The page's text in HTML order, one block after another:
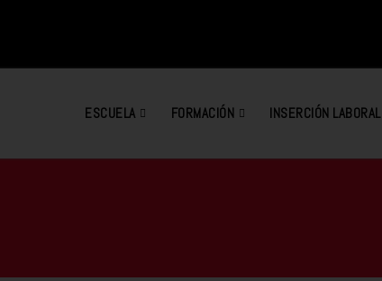
ESCUELA FORMACIÓN INSERCIÓN LABORAL